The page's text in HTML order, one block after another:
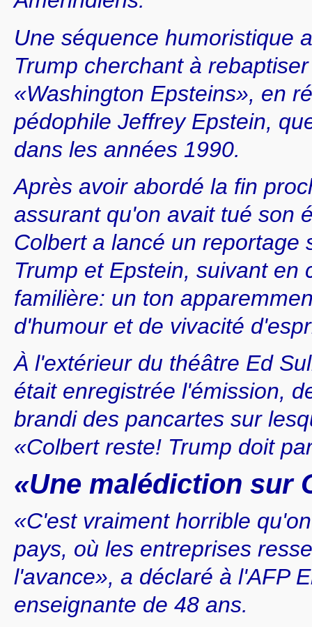
Une séquence humoristique
Trump cherchant à
«Washington Epsteins», en
pédophile Jeffrey Epstein,
dans les années 1990.
Après avoir abordé la fin
assurant qu'on avait tué son
Colbert a lancé un reportage
Trump et Epstein, suivant en
familière: un ton
d'humour et de vivacité
À l'extérieur du théâtre Ed
était enregistrée l'émission,
brandi des pancartes sur
«Colbert reste! Trump doit
«Une malédiction sur
«C'est vraiment horrible
pays, où les entreprises
l'avance», a déclaré à l'AFP
enseignante de 48 ans.